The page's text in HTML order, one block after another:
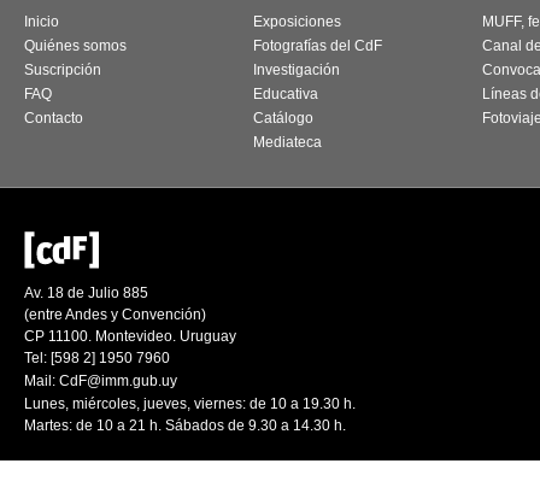
Inicio
Quiénes somos
Suscripción
FAQ
Contacto
Exposiciones
Fotografías del CdF
Investigación
Educativa
Catálogo
Mediateca
MUFF,
Canal
Líneas
Av. 18 de Julio 885
(entre Andes y Convención)
CP 11100. Montevideo. Uruguay
Tel: [598 2] 1950 7960
Mail: CdF@imm.gub.uy
Lunes, miércoles, jueves, viernes: de 10 a 19.30 h.
Martes: de 10 a 21 h. Sábados de 9.30 a 14.30 h.